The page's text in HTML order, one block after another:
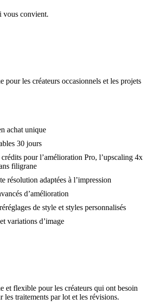
vous convient.
pour les créateurs occasionnels et les projets
achat unique
30 jours
pour l’amélioration Pro, l’upscaling 4x
filigrane
résolution adaptées à l’impression
d’amélioration
de style et styles personnalisés
variations d’image
et flexible pour les créateurs qui ont besoin
les traitements par lot et les révisions.